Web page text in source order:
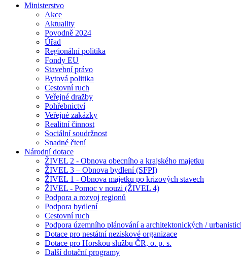
Ministerstvo
Akce
Aktuality
Povodně 2024
Úřad
Regionální politika
Fondy EU
Stavební právo
Bytová politika
Cestovní ruch
Veřejné dražby
Pohřebnictví
Veřejné zakázky
Realitní činnost
Sociální soudržnost
Snadné čtení
Národní dotace
ŽIVEL 2 - Obnova obecního a krajského majetku
ŽIVEL 3 – Obnova bydlení (SFPI)
ŽIVEL 1 - Obnova majetku po krizových stavech
ŽIVEL - Pomoc v nouzi (ŽIVEL 4)
Podpora a rozvoj regionů
Podpora bydlení
Cestovní ruch
Podpora územního plánování a architektonických /
Dotace pro nestátní neziskové organizace
Dotace pro Horskou službu ČR, o. p. s.
Další dotační programy